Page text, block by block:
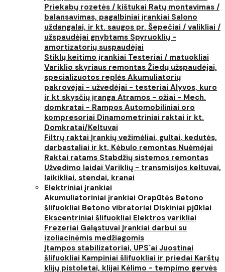
Priekabų rozetės / kištukai Ratų montavimas /
balansavimas, pagalbiniai įrankiai Salono
uždangalai, ir kt. saugos pr. Šepečiai / valikliai /
užspaudėjai gnybtams Spyruoklių -
amortizatorių suspaudėjai
Stiklų keitimo įrankiai Testeriai / matuokliai
Variklio skyriaus remontas Žiedų užspaudėjai,
specializuotos replės Akumuliatorių
pakrovėjai - užvedėjai - testeriai Alyvos, kuro
ir kt skysčių įranga Atramos - ožiai - Mech.
domkratai - Rampos Automobiliniai oro
kompresoriai Dinamometriniai raktai ir kt.
Domkratai/Keltuvai
Filtrų raktai Įrankių vežimėliai, gultai, kedutės,
darbastaliai ir kt. Kėbulo remontas Nuėmėjai
Raktai ratams Stabdžių sistemos remontas
Užvedimo laidai Variklių - transmisijos keltuvai,
laikikliai, stendai, kranai
Elektriniai įrankiai
Akumuliatoriniai įrankiai Orapūtės Betono
šlifuokliai Betono vibratoriai Diskiniai pjūklai
Ekscentriniai šlifuokliai Elektros varikliai
Frezeriai Galąstuvai Įrankiai darbui su
izoliacinėmis medžiagomis
Įtampos stabilizatoriai, UPS`ai Juostinai
šlifuokliai Kampiniai šlifuokliai ir priedai Karštų
klijų pistoletai, klijai Kėlimo - tempimo gervės